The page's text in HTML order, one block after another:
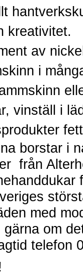
kreativitet.
av
i
vinställ i
borstar i
från
med
gärna om
telefon